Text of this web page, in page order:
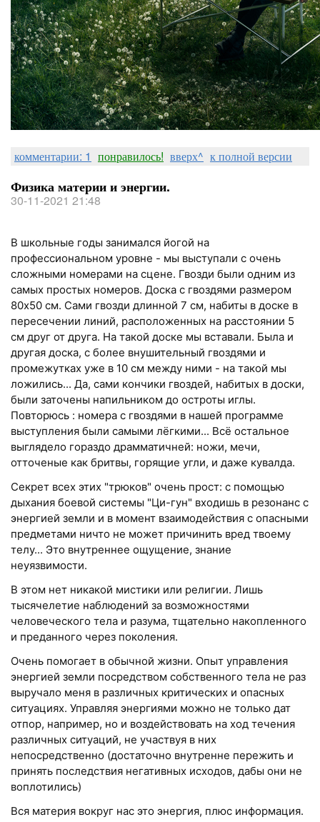
комментарии: 1 понравилось! вверх^ к полной версии
Физика материи и энергии.
30-11-2021 21:48
В школьные годы занимался йогой на
профессиональном уровне - мы выступали с очень
сложными номерами на сцене. Гвозди были одним из
самых простых номеров. Доска с гвоздями размером
80х50 см. Сами гвозди длинной 7 см, набиты в доске в
пересечении линий, расположенных на расстоянии 5
см друг от друга. На такой доске мы вставали. Была и
другая доска, с более внушительный гвоздями и
промежутках уже в 10 см между ними - на такой мы
ложились... Да, сами кончики гвоздей, набитых в доски,
были заточены напильником до остроты иглы.
Повторюсь : номера с гвоздями в нашей программе
выступления были самыми лёгкими... Всё остальное
выглядело гораздо драмматичней: ножи, мечи,
отточеные как бритвы, горящие угли, и даже кувалда.
Секрет всех этих "трюков" очень прост: с помощью
дыхания боевой системы "Ци-гун" входишь в резонанс с
энергией земли и в момент взаимодействия с опасными
предметами ничто не может причинить вред твоему
телу... Это внутреннее ощущение, знание
неуязвимости.
В этом нет никакой мистики или религии. Лишь
тысячелетие наблюдений за возможностями
человеческого тела и разума, тщательно накопленного
и преданного через поколения.
Очень помогает в обычной жизни. Опыт управления
энергией земли посредством собственного тела не раз
выручало меня в различных критических и опасных
ситуациях. Управляя энергиями можно не только дат
отпор, например, но и воздействовать на ход течения
различных ситуаций, не участвуя в них
непосредственно (достаточно внутренне пережить и
принять последствия негативных исходов, дабы они не
воплотились)
Вся материя вокруг нас это энергия, плюс информация.